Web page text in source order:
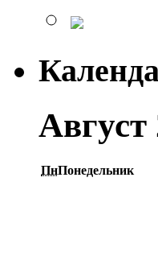
Август
ПнПонедельник